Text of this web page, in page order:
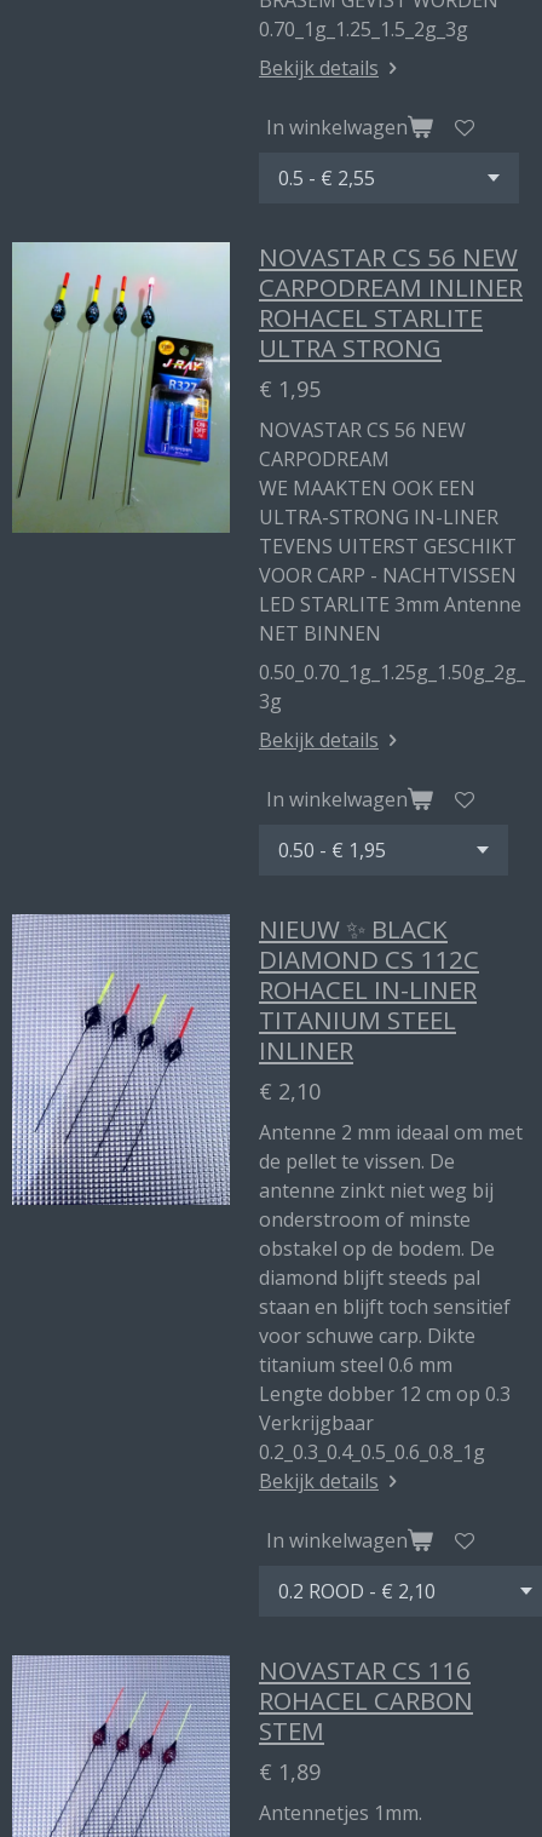
0.70_1g_1.25_1.5_2g_3g
Bekijk details
In winkelwagen
NOVASTAR CS 56 NEW
CARPODREAM INLINER
ROHACEL STARLITE
ULTRA STRONG
€ 1,95
NOVASTAR CS 56 NEW
CARPODREAM
WE MAAKTEN OOK EEN
ULTRA-STRONG IN-LINER
TEVENS UITERST GESCHIKT
VOOR CARP - NACHTVISSEN
LED STARLITE 3mm Antenne
NET BINNEN
0.50_0.70_1g_1.25g_1.50g_2g_
3g
Bekijk details
In winkelwagen
NIEUW ✨ BLACK
DIAMOND CS 112C
ROHACEL IN-LINER
TITANIUM STEEL
INLINER
€ 2,10
Antenne 2 mm ideaal om met
de pellet te vissen. De
antenne zinkt niet weg bij
onderstroom of minste
obstakel op de bodem. De
diamond blijft steeds pal
staan en blijft toch sensitief
voor schuwe carp. Dikte
titanium steel 0.6 mm
Lengte dobber 12 cm op 0.3
Verkrijgbaar
0.2_0.3_0.4_0.5_0.6_0.8_1g
Bekijk details
In winkelwagen
NOVASTAR CS 116
ROHACEL CARBON
STEM
€ 1,89
Antennetjes 1mm.